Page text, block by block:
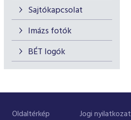
Sajtókapcsolat
Imázs fotók
BÉT logók
Oldaltérkép Jogi nyilatkozat